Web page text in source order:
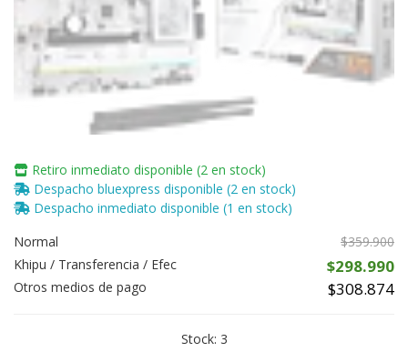
Retiro inmediato disponible (2 en stock)
Despacho bluexpress disponible (2 en stock)
Despacho inmediato disponible (1 en stock)
Normal
$359.900
Khipu / Transferencia / Efec
$298.990
Otros medios de pago $308.874
Stock: 3